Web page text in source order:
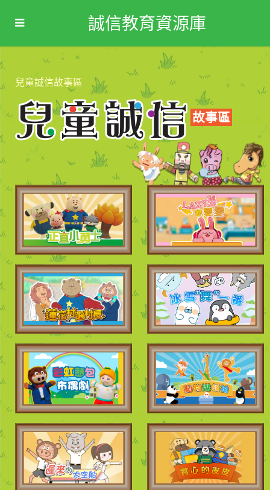
誠信教育資源庫
兒童誠信故事區
故事區